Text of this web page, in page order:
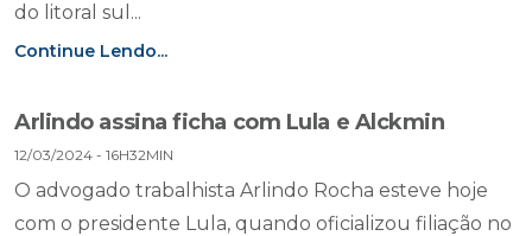
do litoral sul...
Continue Lendo...
Arlindo assina ficha com Lula e Alckmin
12/03/2024 - 16H32MIN
O advogado trabalhista Arlindo Rocha esteve hoje
com o presidente Lula, quando oficializou filiação no